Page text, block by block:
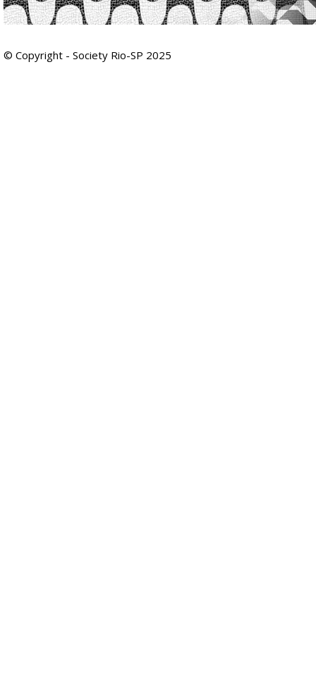
© Copyright - Society Rio-SP 2025